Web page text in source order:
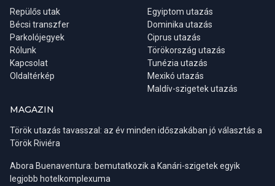
Abban az esetben, ha a repülők menetrendje miatt nem érik el a
szálloda által kínált időpontban az étkezést, úgy a befizetett
étkezés elmaradhat, melyet ún. lunch boksz-szal (étkezési
csomaggal) vagy helyettesítő étkezéssel (a kinttartózkodás ideje
alatti egyszer ebéd) pótolhatnak.
Az utazás miatt elmaradt ellátás költségét utólagosan
Wizzair fix ülőhely – Kényelmi szolgáltatás (feláras)
A sorban állás, a beszállás és a helykeresés mindig is az utazás
egyik legstresszesebb része volt a Wizzair repülőjáratain. Ezt
Repülős utak
Bécsi transzfer
Parkolójegyek
Rólunk
Kapcsolat
Oldaltérkép
Egyiptom utazás
Dominika utazás
Ciprus utazás
Törökország utazás
Tunézia utazás
Mexikó utazás
Maldív-szigetek utazás
MAGAZIN
Török utazás tavasszal: az év minden időszakában jó választás a
Török Riviéra
Abora Buenaventura: bemutatkozik a Kanári-szigetek egyik
legjobb hotelkomplexuma